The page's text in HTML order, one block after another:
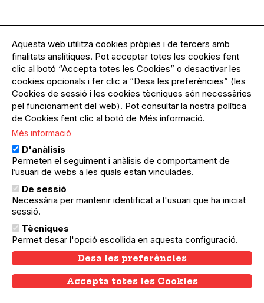
18.10.2025 18.10.2025
Sortida a Vulpellac
Sortida de Turisme Cultural organitzada per
l'Agrupació Cultural Folklòrica Barcelona
Aquesta web utilitza cookies pròpies i de tercers amb
finalitats analítiques. Pot acceptar totes les cookies fent
clic al botó “Accepta totes les Cookies” o desactivar les
cookies opcionals i fer clic a “Desa les preferències” (les
Cookies de sessió i les cookies tècniques són necessàries
pel funcionament del web). Pot consultar la nostra política
de Cookies fent clic al botó de Més informació.
Més informació
D'anàlisis
Permeten el seguiment i anàlisis de comportament de
l’usuari de webs a les quals estan vinculades.
De sessió
Necessària per mantenir identificat a l'usuari que ha iniciat
sessió.
Tècniques
Permet desar l'opció escollida en aquesta configuració.
Desa les preferències
Accepta totes les Cookies
Withdraw consent